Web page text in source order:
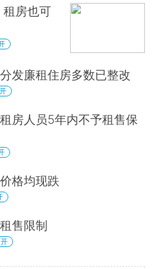
租房也可
发廉租住房多数已整改
房人员5年内不予租售保
格均现跌
售限制